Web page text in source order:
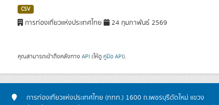
CSV
การท่องเที่ยวแห่งประเทศไทย 24 กุมภาพันธ์ 2569
คุณสามารถเข้าถึงคลังทาง API (ให้ดู คู่มือ API).
การท่องเที่ยวแห่งประเทศไทย (ททท.) 1600 ถ.เพชรบุรีตัดใหม่ แขวง